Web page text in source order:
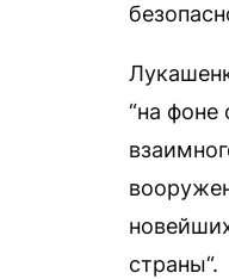
“на фоне
страны“.